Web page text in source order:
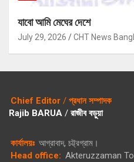
যাবো আমি মেঘের দেশে
July 29, 2026 CHT News
Chief Editor / প্রধান সম্পাদক
Rajib BARUA / রাজীব বড়ুয়া
কার্যালয়ঃ আগ্রাবাদ, চট্ট্রগ্রাম।
Head office: Akteruzzaman